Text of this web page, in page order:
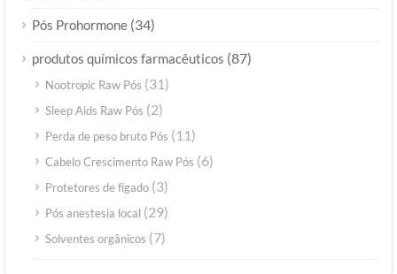
Pós Prohormone (34)
produtos químicos farmacêuticos (87)
Nootropic Raw Pós (31)
Sleep Aids Raw Pós (2)
Perda de peso bruto Pós (11)
Cabelo Crescimento Raw Pós (6)
Protetores de fígado (3)
Pós anestesia local (29)
Solventes orgânicos (7)